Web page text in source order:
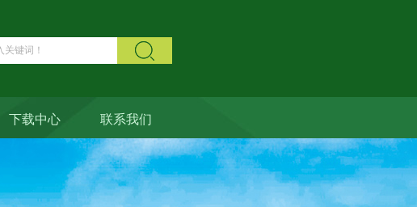
下载中心 联系我们